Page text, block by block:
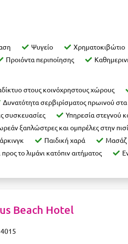
Ψυγείο Χρηματοκιβώτιο
Προιόντα περιποίησης
στους κοινόχρηστους χώρους
Δυνατότητα σερβιρίσματος πρωινού
συσκευασίες
Υπηρεσία στεγνού
ξαπλώστρες και ομπρέλες στην
Παιδική χαρά Μασάζ
το λιμάνι κατόπιν αιτήματος
Beach Hotel